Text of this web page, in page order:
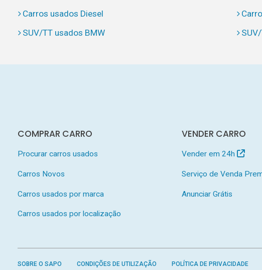
Carros usados Diesel
SUV/TT usados BMW
COMPRAR CARRO
Procurar carros usados
Carros Novos
Carros usados por marca
Carros usados por localização
VENDER CARRO
Vender em 24h
Serviço de Venda
Anunciar Grátis
SOBRE O SAPO CONDIÇÕES DE UTILIZAÇÃO POLÍTICA DE PRIVACIDADE